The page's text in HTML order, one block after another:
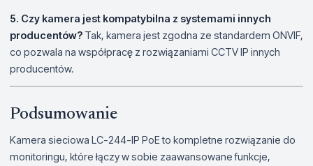
5. Czy kamera jest kompatybilna z systemami innych
producentów? Tak, kamera jest zgodna ze standardem ONVIF,
co pozwala na współpracę z rozwiązaniami CCTV IP innych
producentów.
Podsumowanie
Kamera sieciowa LC-244-IP PoE to kompletne rozwiązanie do
monitoringu, które łączy w sobie zaawansowane funkcje,